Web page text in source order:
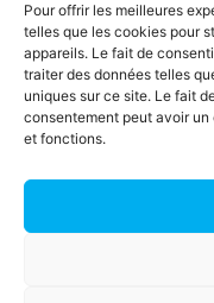
Pour offrir les meilleures
telles que les cookies pour
appareils. Le fait de
traiter des données telles
uniques sur ce site. Le fait
consentement peut avoir
et fonctions.
© IFPM Ouvriers 2022